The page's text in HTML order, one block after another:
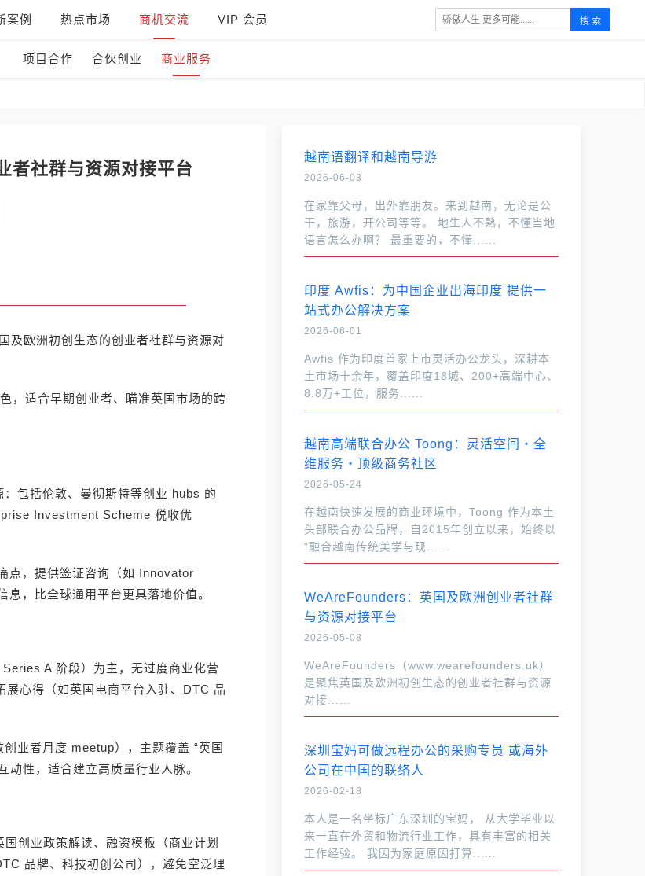
案例 热点市场 商机交流 VIP 会员 搜 索
项目合作 合伙创业 商业服务
者社群与资源对接平台
欧洲初创生态的创业者社群与资源对
，适合早期创业者、瞄准英国市场的跨
包括伦敦、曼彻斯特等创业 hubs 的
Investment Scheme 税收优
点，提供签证咨询（如 Innovator
，比全球通用平台更具落地价值。
A 阶段）为主，无过度商业化营
心得（如英国电商平台入驻、DTC 品
业者月度 meetup），主题覆盖 “英国
动性，适合建立高质量行业人脉。
创业政策解读、融资模板（商业计划
品牌、科技初创公司），避免空泛理
越南语翻译和越南导游
2026-06-03
在家靠父母，出外靠朋友。来到越南，无论是公
干，旅游，开公司等等。 地生人不熟，不懂当地
语言怎么办啊？ 最重要的，不懂......
印度 Awfis：为中国企业出海印度 提供一
站式办公解决方案
2026-06-01
Awfis 作为印度首家上市灵活办公龙头，深耕本
土市场十余年，覆盖印度18城、200+高端中心、
8.8万+工位，服务......
越南高端联合办公 Toong：灵活空间・全
维服务・顶级商务社区
2026-05-24
在越南快速发展的商业环境中，Toong 作为本土
头部联合办公品牌，自2015年创立以来，始终以
“融合越南传统美学与现......
WeAreFounders：英国及欧洲创业者社群
与资源对接平台
2026-05-08
WeAreFounders（www.wearefounders.uk）
是聚焦英国及欧洲初创生态的创业者社群与资源
对接......
深圳宝妈可做远程办公的采购专员 或海外
公司在中国的联络人
2026-02-18
本人是一名坐标广东深圳的宝妈， 从大学毕业以
来一直在外贸和物流行业工作，具有丰富的相关
工作经验。 我因为家庭原因打算......